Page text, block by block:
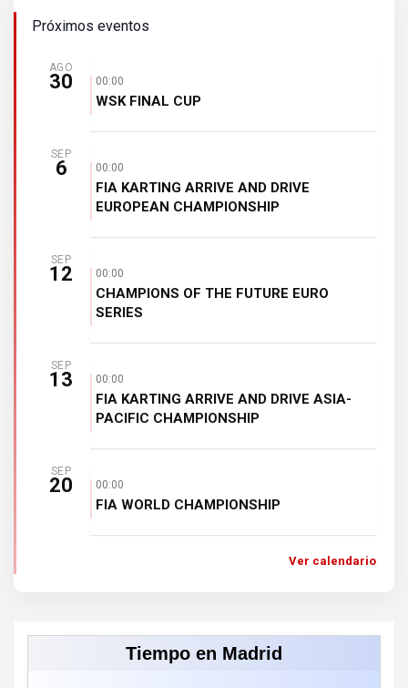
Próximos eventos
AGO
30 00:00
WSK FINAL CUP
SEP
6 00:00
FIA KARTING ARRIVE AND DRIVE
EUROPEAN CHAMPIONSHIP
SEP
12 00:00
CHAMPIONS OF THE FUTURE EURO
SERIES
SEP
13 00:00
FIA KARTING ARRIVE AND DRIVE ASIA-
PACIFIC CHAMPIONSHIP
SEP
20 00:00
FIA WORLD CHAMPIONSHIP
Ver calendario
Tiempo en Madrid